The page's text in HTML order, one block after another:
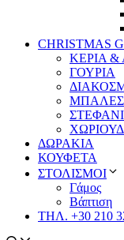
CHRISTMAS
ΚΕΡΙΑ
ΓΟΥΡΙΑ
ΜΠΑΛΕΣ
ΔΩΡΑΚΙΑ
ΚΟΥΦΕΤΑ
ΣΤΟΛΙΣΜΟΙ
Γάμος
Βάπτιση
ΤΗΛ. +30 210